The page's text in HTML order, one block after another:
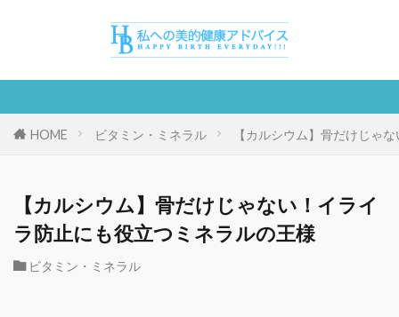
HOME ビタミン・ミネラル 【カルシウム】骨だけじゃ
【カルシウム】骨だけじゃない！イライ
ラ防止にも役立つミネラルの王様
ビタミン・ミネラル